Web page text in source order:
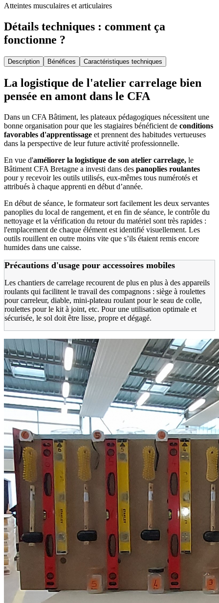
Atteintes musculaires et articulaires
Détails techniques : comment ça
fonctionne ?
Description Bénéfices Caractéristiques techniques
La logistique de l'atelier carrelage bien
pensée en amont dans le CFA
Dans un CFA Bâtiment, les plateaux pédagogiques nécessitent une
bonne organisation pour que les stagiaires bénéficient de conditions
favorables d'apprentissage et prennent des habitudes vertueuses
dans la perspective de leur future activité professionnelle.
En vue d'améliorer la logistique de son atelier carrelage, le
Bâtiment CFA Bretagne a investi dans des panoplies roulantes
pour y recevoir les outils utilisés, eux-mêmes tous numérotés et
attribués à chaque apprenti en début d’année.
En début de séance, le formateur sort facilement les deux servantes
panoplies du local de rangement, et en fin de séance, le contrôle du
nettoyage et la vérification du retour du matériel sont très rapides :
l'emplacement de chaque élément est identifié visuellement. Les
outils rouillent en outre moins vite que s’ils étaient remis encore
humides dans une caisse.
Précautions d'usage pour accessoires mobiles
Les chantiers de carrelage recourent de plus en plus à des appareils
roulants qui facilitent le travail des compagnons : siège à roulettes
pour carreleur, diable, mini-plateau roulant pour le seau de colle,
roulettes pour le kit à joint, etc. Pour une utilisation optimale et
sécurisée, le sol doit être lisse, propre et dégagé.